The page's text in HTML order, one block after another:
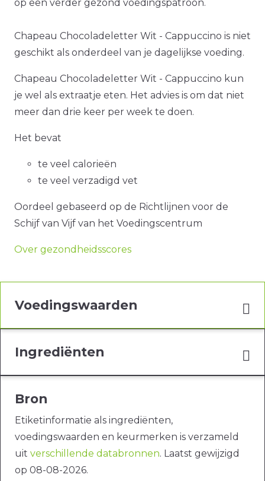
op een verder gezond voedingspatroon.
Chapeau Chocoladeletter Wit - Cappuccino is niet
geschikt als onderdeel van je dagelijkse voeding.
Chapeau Chocoladeletter Wit - Cappuccino kun
je wel als extraatje eten. Het advies is om dat niet
meer dan drie keer per week te doen.
Het bevat
te veel calorieën
te veel verzadigd vet
Oordeel gebaseerd op de Richtlijnen voor de
Schijf van Vijf van het Voedingscentrum
Over gezondheidsscores
Voedingswaarden
Ingrediënten
Bron
Etiketinformatie als ingrediënten,
voedingswaarden en keurmerken is verzameld
uit verschillende databronnen. Laatst gewijzigd
op 08-08-2026.